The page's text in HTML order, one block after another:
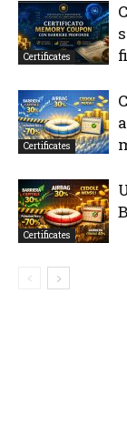
Certificates
Certificates
Certificates